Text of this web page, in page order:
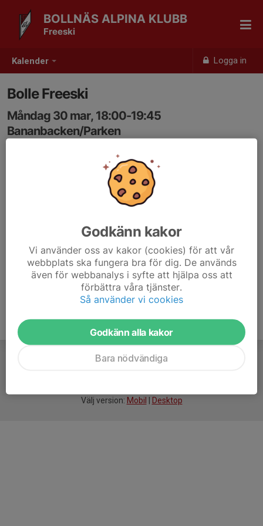
Kalender Logga in
BOLLNÄS ALPINA KLUBB
Freeski
Bolle Freeski
Måndag 30 mar, 18:00-19:45
Bananbacken/Parken
Samling: 18:00, Värmestugan
Välj version: Mobil Desktop
Godkänn kakor
Vi använder oss av kakor (cookies) för att vår
webbplats ska fungera bra för dig. De används
även för webbanalys i syfte att hjälpa oss att
förbättra våra tjänster.
Så använder vi cookies
Godkänn alla kakor
Bara nödvändiga